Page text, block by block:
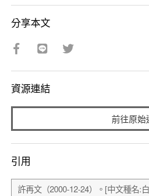
分享本文
資源連結
前往原始
引用